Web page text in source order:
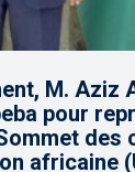
M. Aziz
pour
des
africaine